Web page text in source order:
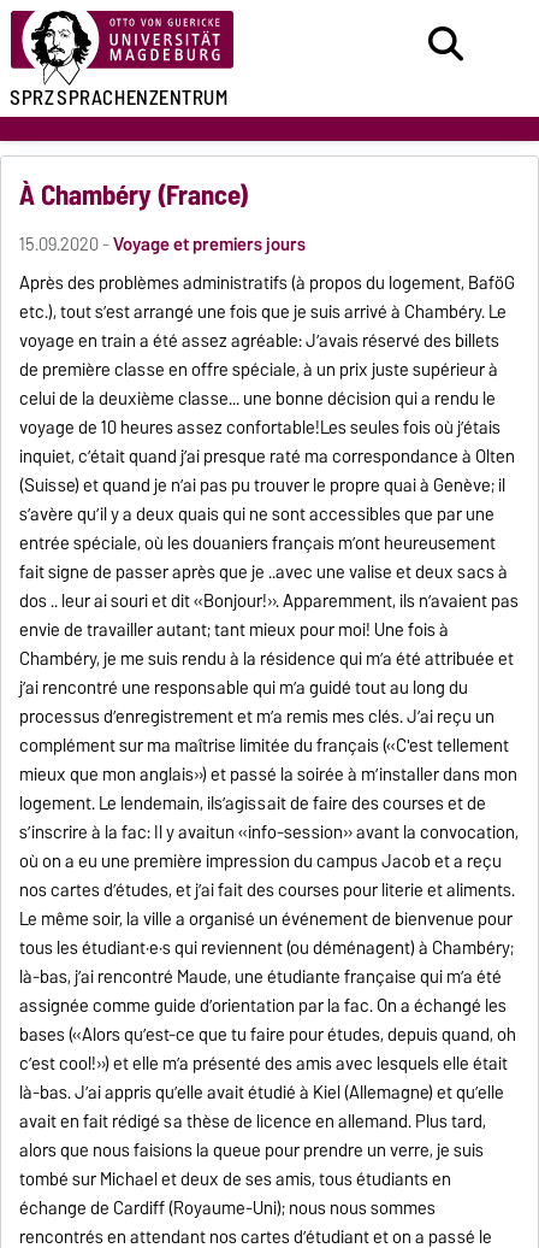
SPRZSPRACHENZENTRUM
À Chambéry (France)
15.09.2020 -Voyage et premiers jours
Après des problèmes administratifs (à propos du logement, BaföG
etc.), tout s’est arrangé une fois que je suis arrivé à Chambéry. Le
voyage en train a été assez agréable: J’avais réservé des billets
de première classe en offre spéciale, à un prix juste supérieur à
celui de la deuxième classe... une bonne décision qui a rendu le
voyage de 10 heures assez confortable!Les seules fois où j’étais
inquiet, c’était quand j’ai presque raté ma correspondance à Olten
(Suisse) et quand je n’ai pas pu trouver le propre quai à Genève; il
s’avère qu’il y a deux quais qui ne sont accessibles que par une
entrée spéciale, où les douaniers français m’ont heureusement
fait signe de passer après que je ..avec une valise et deux sacs à
dos .. leur ai souri et dit «Bonjour!». Apparemment, ils n’avaient pas
envie de travailler autant; tant mieux pour moi! Une fois à
Chambéry, je me suis rendu à la résidence qui m’a été attribuée et
j’ai rencontré une responsable qui m’a guidé tout au long du
processus d’enregistrement et m’a remis mes clés. J’ai reçu un
complément sur ma maîtrise limitée du français («C'est tellement
mieux que mon anglais») et passé la soirée à m’installer dans mon
logement. Le lendemain, ils’agissait de faire des courses et de
s’inscrire à la fac: Il y avaitun «info-session» avant la convocation,
où on a eu une première impression du campus Jacob et a reçu
nos cartes d’études, et j’ai fait des courses pour literie et aliments.
Le même soir, la ville a organisé un événement de bienvenue pour
tous les étudiant·e·s qui reviennent (ou déménagent) à Chambéry;
là-bas, j’ai rencontré Maude, une étudiante française qui m’a été
assignée comme guide d’orientation par la fac. On a échangé les
bases («Alors qu’est-ce que tu faire pour études, depuis quand, oh
c’est cool!») et elle m’a présenté des amis avec lesquels elle était
là-bas. J’ai appris qu’elle avait étudié à Kiel (Allemagne) et qu’elle
avait en fait rédigé sa thèse de licence en allemand. Plus tard,
alors que nous faisions la queue pour prendre un verre, je suis
tombé sur Michael et deux de ses amis, tous étudiants en
échange de Cardiff (Royaume-Uni); nous nous sommes
rencontrés en attendant nos cartes d’étudiant et on a passé le